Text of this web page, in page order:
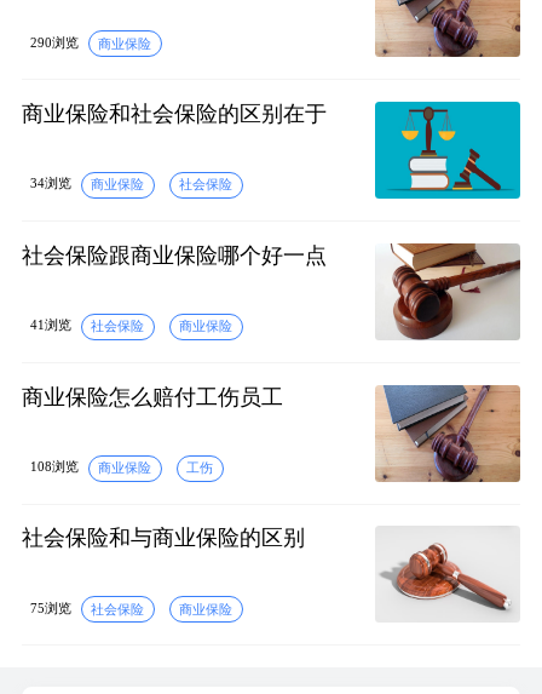
290浏览 商业保险
商业保险和社会保险的区别在于
34浏览 商业保险 社会保险
社会保险跟商业保险哪个好一点
41浏览 社会保险 商业保险
商业保险怎么赔付工伤员工
108浏览 商业保险 工伤
社会保险和与商业保险的区别
75浏览 社会保险 商业保险